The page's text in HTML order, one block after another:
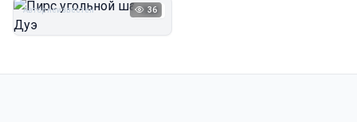
1923
Автор неизвестен 36